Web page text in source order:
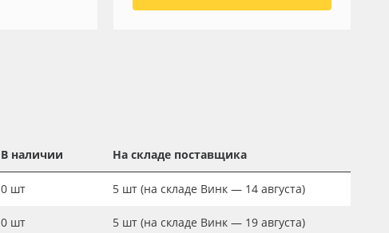
В наличии На складе поставщика
0 шт 5 шт (на складе Винк — 14 августа)
0 шт 5 шт (на складе Винк — 19 августа)